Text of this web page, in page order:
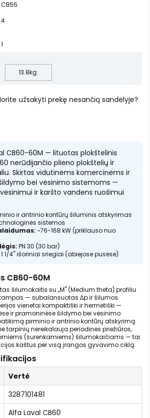
CB55
4
1
13.8kg.
užsakyti prekę nesančią sandėlyje?
CB60-60M — lituotas plokštelinis
nerūdijančio plieno plokštelių ir
Skirtas vidutinėms komercinėms ir
bei vėsinimo sistemoms —
ir karšto vandens ruošimui
ir antrinio kontūrų šiluminis atskyrimas
sistemos
~76-168 kW (priklauso nuo
PN 30 (30 bar)
1 1/4" išoriniai sriegiai (abiejose pusėse)
CB60-60M
šilumokaitis su „M" (Medium theta) profiliu
— subalansuotas Δp ir šilumos
vienetai kompaktiški ir hermetiški —
ir pramoninėse šildymo bei vėsinimo
pirminio ir antrinio kontūrų atskyrimą.
tarpinių nereikalauja periodinės priežiūros,
(surenkamiems) šilumokaičiams — tai
kaštus per visą įrangos gyvavimo ciklą.
Vertė
3287101481
Alfa Laval CB60